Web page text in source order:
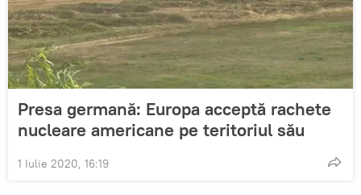
Presa germană: Europa acceptă rachete
nucleare americane pe teritoriul său
1 Iulie 2020, 16:19